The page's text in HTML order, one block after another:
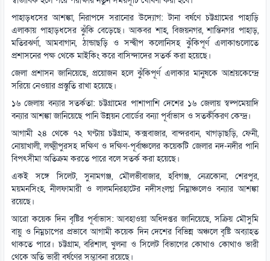
পাহাড়ধসের আশঙ্কা, নিরাপদে সরানোর উদ্যোগ: টানা বর্ষণে চট্টগ্রামের পাহাড়ি
এলাকায় পাহাড়ধসের ঝুঁকি বেড়েছে। আকবর শাহ, বিজয়নগর, শান্তিনগর পাহাড়,
মতিরঝর্ণা, আমবাগান, ঠান্ডাছড়ি ও সন্দ্বীপ কলোনিসহ ঝুঁকিপূর্ণ এলাকাগুলোতে
প্রশাসনের পক্ষ থেকে মাইকিং করে বাসিন্দাদের সতর্ক করা হয়েছে।
জেলা প্রশাসন জানিয়েছে, প্রয়োজন হলে ঝুঁকিপূর্ণ এলাকার মানুষকে আশ্রয়কেন্দ্রে
সরিয়ে নেওয়ার প্রস্তুতি রাখা হয়েছে।
১৬ জেলায় বন্যার সতর্কতা: চট্টগ্রামের পাশাপাশি দেশের ১৬ জেলায় স্বল্পমেয়াদি
বন্যার আশঙ্কা জানিয়েছে পানি উন্নয়ন বোর্ডের বন্যা পূর্বাভাস ও সতর্কীকরণ কেন্দ্র।
আগামী ২৪ থেকে ৭২ ঘণ্টায় চট্টগ্রাম, কক্সবাজার, বান্দরবান, খাগড়াছড়ি, ফেনী,
নোয়াখালী, লক্ষ্মীপুরসহ দক্ষিণ ও দক্ষিণ-পূর্বাঞ্চলের কয়েকটি জেলার নদ-নদীর পানি
বিপৎসীমা অতিক্রম করতে পারে বলে সতর্ক করা হয়েছে।
একই সঙ্গে সিলেট, সুনামগঞ্জ, মৌলভীবাজার, হবিগঞ্জ, নেত্রকোনা, শেরপুর,
ময়মনসিংহ, নীলফামারী ও লালমনিরহাটের নদীসংলগ্ন নিম্নাঞ্চলেও বন্যার আশঙ্কা
রয়েছে।
আরো কয়েক দিন বৃষ্টির পূর্বাভাস: আবহাওয়া অধিদপ্তর জানিয়েছে, সক্রিয় মৌসুমি
বায়ু ও নিম্নচাপের প্রভাবে আগামী কয়েক দিন দেশের বিভিন্ন অঞ্চলে বৃষ্টি অব্যাহত
থাকতে পারে। চট্টগ্রাম, বরিশাল, খুলনা ও সিলেট বিভাগের কোথাও কোথাও ভারী
থেকে অতি ভারী বর্ষণের সম্ভাবনা রয়েছে।